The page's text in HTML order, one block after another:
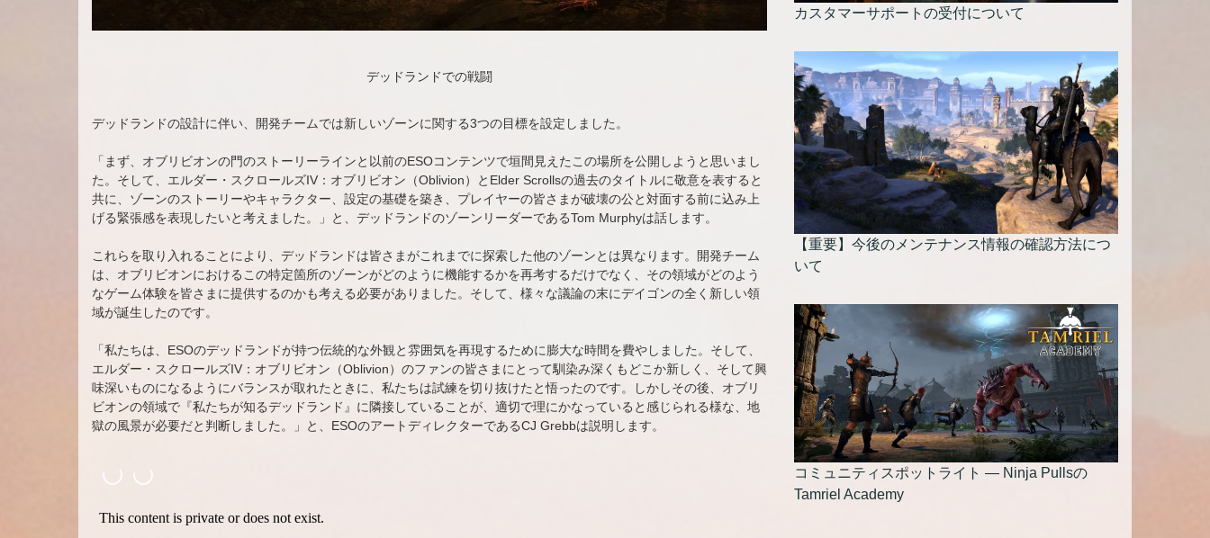
デッドランドでの戦闘
デッドランドの設計に伴い、開発チームでは新しいゾーンに関する3つの目標を設定しました。
「まず、オブリビオンの門のストーリーラインと以前のESOコンテンツで垣間見えたこの場所を公開しようと思いまし
た。そして、エルダー・スクロールズIV：オブリビオン（Oblivion）とElder Scrollsの過去のタイトルに敬意を表すると
共に、ゾーンのストーリーやキャラクター、設定の基礎を築き、プレイヤーの皆さまが破壊の公と対面する前に込み上
げる緊張感を表現したいと考えました。」と、デッドランドのゾーンリーダーであるTom Murphyは話します。
これらを取り入れることにより、デッドランドは皆さまがこれまでに探索した他のゾーンとは異なります。開発チーム
は、オブリビオンにおけるこの特定箇所のゾーンがどのように機能するかを再考するだけでなく、その領域がどのよう
なゲーム体験を皆さまに提供するのかも考える必要がありました。そして、様々な議論の末にデイゴンの全く新しい領
域が誕生したのです。
「私たちは、ESOのデッドランドが持つ伝統的な外観と雰囲気を再現するために膨大な時間を費やしました。そして、
エルダー・スクロールズIV：オブリビオン（Oblivion）のファンの皆さまにとって馴染み深くもどこか新しく、そして興
味深いものになるようにバランスが取れたときに、私たちは試練を切り抜けたと悟ったのです。しかしその後、オブリ
ビオンの領域で『私たちが知るデッドランド』に隣接していることが、適切で理にかなっていると感じられる様な、地
獄の風景が必要だと判断しました。」と、ESOのアートディレクターであるCJ Grebbは説明します。
カスタマーサポートの受付について
【重要】今後のメンテナンス情報の確認方法につ
いて
コミュニティスポットライト — Ninja Pullsの
Tamriel Academy